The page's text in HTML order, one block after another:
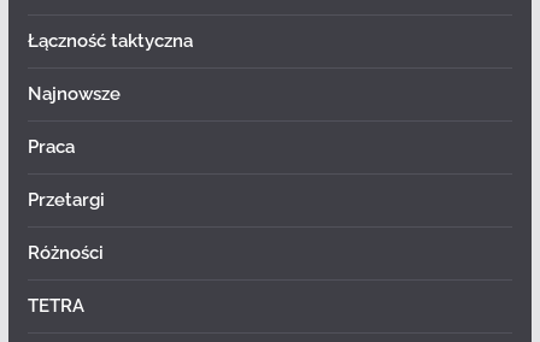
Łączność taktyczna
Najnowsze
Praca
Przetargi
Różności
TETRA